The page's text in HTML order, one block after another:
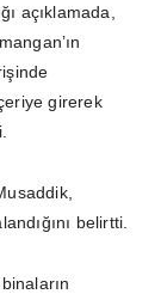
açıklamada,
girerek
belirtti.